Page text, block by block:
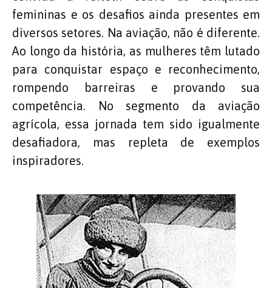
femininas e os desafios ainda presentes em
diversos setores. Na aviação, não é diferente.
Ao longo da história, as mulheres têm lutado
para conquistar espaço e reconhecimento,
rompendo barreiras e provando sua
competência. No segmento da aviação
agrícola, essa jornada tem sido igualmente
desafiadora, mas repleta de exemplos
inspiradores.